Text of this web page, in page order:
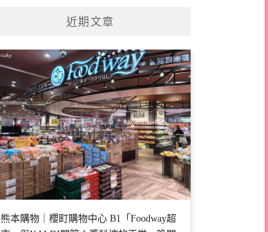
近期文章
熊本購物｜櫻町購物中心 B1「Foodway超